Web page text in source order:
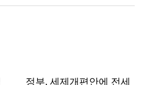
정부, 세제개편안에 전세